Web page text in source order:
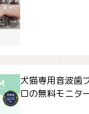
犬猫専用音波歯
ロの無料モニタ